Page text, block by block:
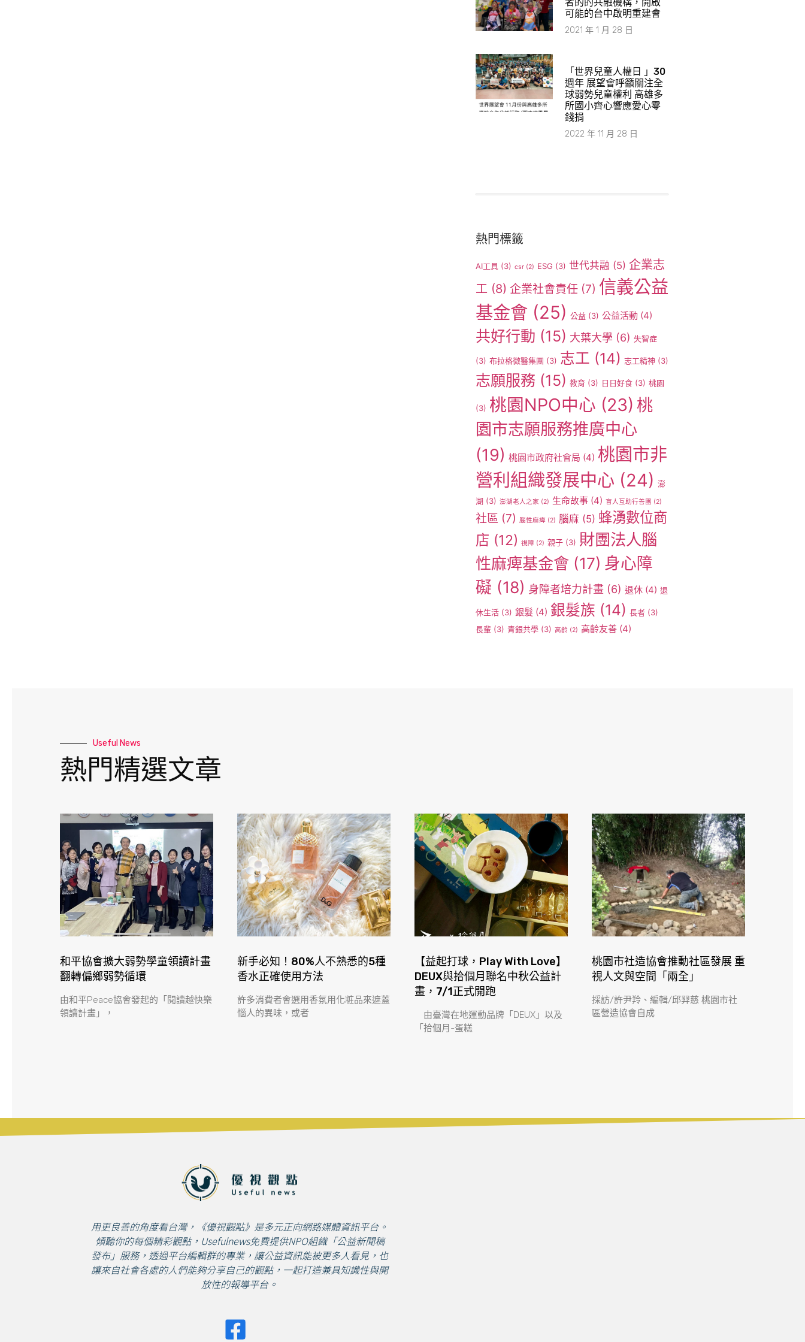
可能的台中啟明重建會
2021 年 1 月 28 日
「世界兒童人權日 」30
週年 展望會呼籲關注全
球弱勢兒童權利 高雄多
所國小齊心響應愛心零
錢捐
2022 年 11 月 28 日
熱門標籤
AI工具 (3) csr (2) ESG (3) 世代共融 (5) 企業志
工 (8) 企業社會責任 (7) 信義公益
基金會 (25) 公益 (3) 公益活動 (4)
共好行動 (15) 大葉大學 (6) 失智症
(3) 布拉格微醫集團 (3) 志工 (14) 志工精神 (3)
志願服務 (15) 教育 (3) 日日好食 (3) 桃園
(3) 桃園NPO中心 (23) 桃
園市志願服務推廣中心
(19) 桃園市政府社會局 (4) 桃園市非
營利組織發展中心 (24) 澎
湖 (3) 澎湖老人之家 (2) 生命故事 (4) 盲人互助行善團 (2)
社區 (7) 腦性麻痺 (2) 腦麻 (5) 蜂湧數位商
店 (12) 視障 (2) 親子 (3) 財團法人腦
性麻痺基金會 (17) 身心障
礙 (18) 身障者培力計畫 (6) 退休 (4) 退
休生活 (3) 銀髮 (4) 銀髮族 (14) 長者 (3)
長輩 (3) 青銀共學 (3) 高齡 (2) 高齡友善 (4)
Useful News
熱門精選文章
和平協會擴大弱勢學童領讀計畫
翻轉偏鄉弱勢循環
由和平Peace協會發起的「閱讀越快樂
領讀計畫」，
新手必知！80%人不熟悉的5種
香水正確使用方法
許多消費者會選用香氛用化粧品來遮蓋
惱人的異味，或者
【益起打球，Play With Love】
DEUX與拾個月聯名中秋公益計
畫，7/1正式開跑
由臺灣在地運動品牌「DEUX」以及
「拾個月-蛋糕
​桃園市社造協會推動社區發展 重
視人文與空間「兩全」
採訪/許尹羚、編輯/邱羿慈 桃園市社
區營造協會自成
用更良善的角度看台灣，《優視觀點》是多元正向網路媒體資訊平台。
傾聽你的每個精彩觀點，Usefulnews免費提供NPO組織「公益新聞稿
發布」服務，透過平台編輯群的專業，讓公益資訊能被更多人看見，也
讓來自社會各處的人們能夠分享自己的觀點，一起打造兼具知識性與開
放性的報導平台。